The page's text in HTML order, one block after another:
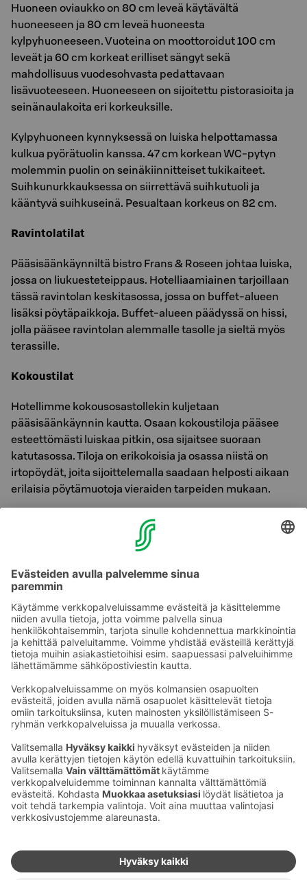
Huoneen oviaukko on 80 cm leveä käytävältä
huoneeseen ja 80 cm leveä huoneesta
kylpyhuoneeseen. Vuoteina on moottoroidut 100 cm
leveät ja 60 cm korkeat erilliset sängyt sekä
mahdollisuus vuodesohvasta pedattavaan
lisävuoteeseen. Huoneeseen on sijoitettu pistorasioita ja
seinänaulakoita eri korkeuksille.
Kylpyhuoneen kynnyksessä on luiska helpottamassa
kulkua pyörätuolin kanssa. 47 cm korkean WC-pytyn
molemmin puolin on seinäkiinnitteiset tukikaiteet.
Suihkunurkkauksessa on siirrettävä suihkutuoli ja
kääntyvä suihkuseinä. Pesualtaan korkeus on 82 cm.
Ravintolatilat
Pääsisäänkäynniltä bistro Frans & Roseen johtaa luiska,
jossa on liukuesteteippaus. Hotelliaamiainen tarjoillaan
tässä ravintolan keskitasossa, jossa on buffet-alueen
lisäksi pöytäpaikkoja. Buffet-alueen päädyssä on hissi,
jolla pääsee ravintolan alemmalle tasolle ja sieltä myös
terassille.
Kokoustilat
Hotellimme kokousosastollekin kuljetaan
pääsisäänkäynnin kautta. Osaan kokoustiloja pääsee
esteettömästi luiskaa pitkin, osa sijaitsee suoraan
katutasossa. Tiloja on erikokoisia ja osassa niistä on
irtopöydät, joita sijoittelemalla saadaan helposti aikaan
erilaisia pöytämuotoja vieraiden tarpeiden mukaan.
Hotellin edessä on kaksi pyörätuolimerkillä merkittyä
pysäköintitunnuksella varustetun ajoneuvon saa
paikalle hotellin parkkialueella veloituksetta.
Ota yhteyttä
Hotellien yhteystiedot
Asiakaspalvelun yhteystiedot›
Palaute
Anna palautetta
Sokos Hotels uutiskirje
Tilaa uutiskirje
Saat Sokos Hotellien uusimmat
edut ja uutiset sähköpostiisi
kuukausittain.
Palkinnot ja sertifikaatit
Sokos Hotels somessa
Sokos Hotels
Facebookissa
Sokos Hotels
Sokos
Hotels
Sokos
Hotels